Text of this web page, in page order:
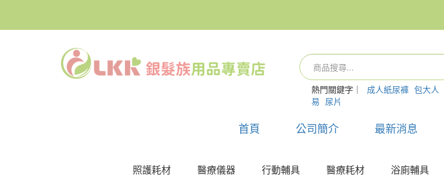
熱門關鍵字｜ 成人紙尿褲 包大人
易 尿片
首頁 公司簡介 最新消息
照護耗材 醫療儀器 行動輔具 醫療耗材 浴廁輔具